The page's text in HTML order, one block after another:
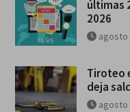
últimas
2026
agosto
Tiroteo
deja
agosto